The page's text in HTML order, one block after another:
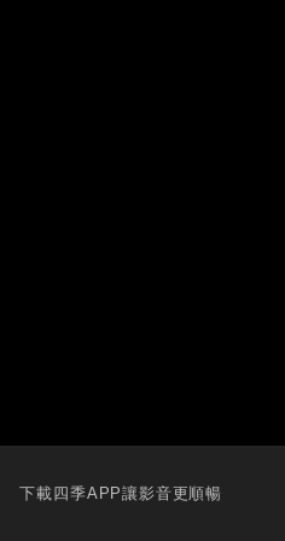
下載四季APP讓影音更順暢